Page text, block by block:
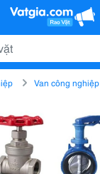
Van công nghiệp